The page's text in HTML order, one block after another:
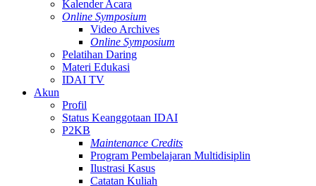
Kalender Acara
Online Symposium
Video Archives
Online Symposium
Pelatihan Daring
Materi Edukasi
IDAI TV
Akun
Profil
Status Keanggotaan IDAI
P2KB
Maintenance Credits
Program Pembelajaran Multidisiplin
Ilustrasi Kasus
Catatan Kuliah